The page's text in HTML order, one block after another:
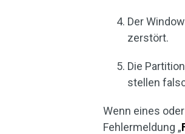
Der
zerstört.
Die
stellen
Wenn eines
Fehlermeldung „